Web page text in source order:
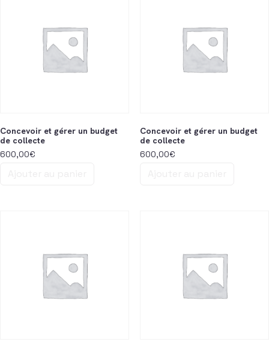
Concevoir et gérer un budget
de collecte
600,00€
Concevoir et gérer un budget
de collecte
600,00€